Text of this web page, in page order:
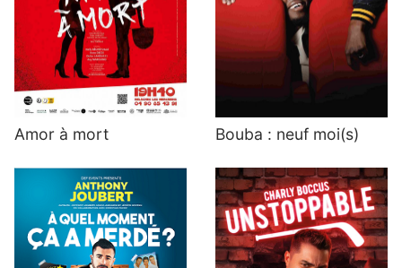
Amor à mort Bouba : neuf moi(s)